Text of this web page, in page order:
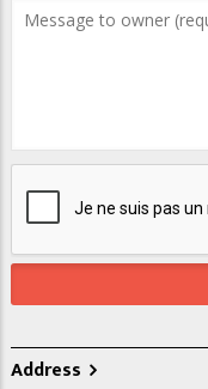
Address